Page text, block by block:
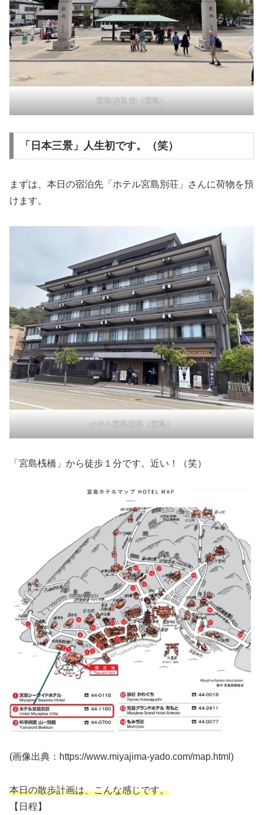
宮島桟橋 前（宮島）
「日本三景」人生初です。（笑）
まずは、本日の宿泊先「ホテル宮島別荘」さんに荷物を預
けます。
ホテル宮島別荘（宮島）
「宮島桟橋」から徒歩１分です。近い！（笑）
(画像出典：https://www.miyajima-yado.com/map.html)
本日の散歩計画は、こんな感じです。
【日程】